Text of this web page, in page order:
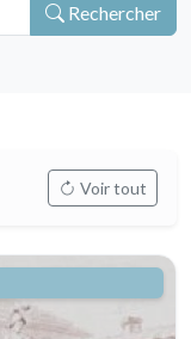
Rechercher
Voir tout